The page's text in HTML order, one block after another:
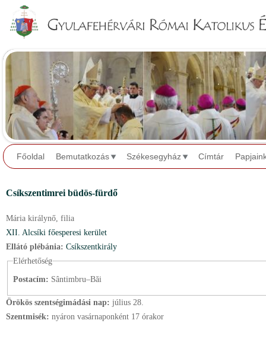
Főoldal Bemutatkozás Székesegyház Címtár
Csíkszentimrei büdös-fürdő
Mária királynő, filia
XII. Alcsíki főesperesi kerület
Ellátó plébánia: Csíkszentkirály
Elérhetőség
Postacím: Sântimbru–Băi
Örökös szentségimádási nap: július 28.
Szentmisék: nyáron vasárnaponként 17 órakor